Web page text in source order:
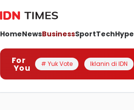
HomeNewsBusinessSportTechHype
For
You # Yuk Vote Iklanin di IDN